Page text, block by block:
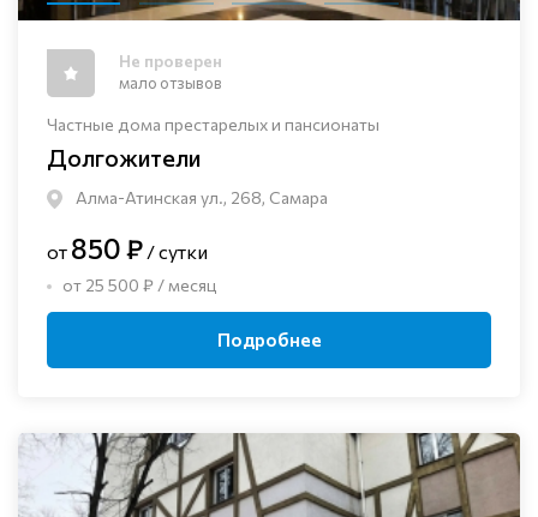
Частные дома престарелых и пансионаты
Долгожители
Алма-Атинская ул., 268, Самара
Не проверен
мало отзывов
от 850 ₽ / сутки
от 25 500 ₽ / месяц
Подробнее